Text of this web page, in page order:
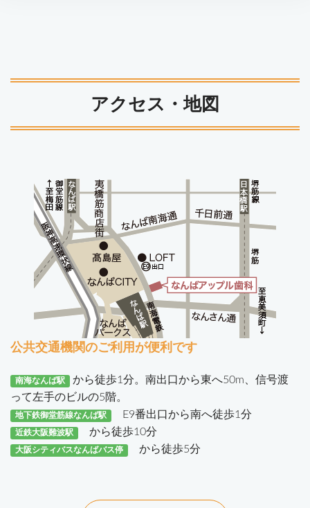
アクセス・地図
公共交通機関のご利用が便利です
南海なんば駅
から徒歩1分。南出口から東へ50m、信号渡
って左手のビルの5階。
地下鉄御堂筋線なんば駅 E9番出口から南へ徒歩1分
近鉄大阪難波駅 から徒歩10分
大阪シティバスなんばバス停 から徒歩5分